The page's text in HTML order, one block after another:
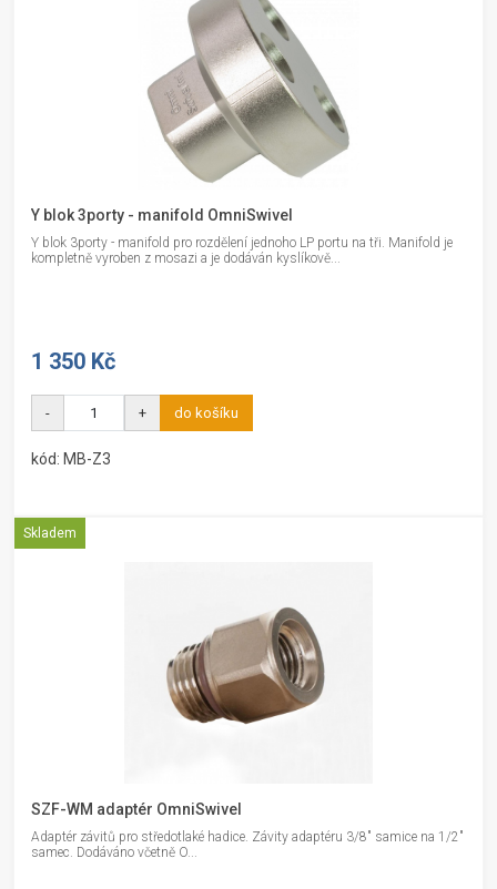
Y blok 3porty - manifold OmniSwivel
Y blok 3porty - manifold pro rozdělení jednoho LP portu na tři. Manifold je
kompletně vyroben z mosazi a je dodáván kyslíkově...
1 350 Kč
- + do košíku
kód: MB-Z3
Skladem
SZF-WM adaptér OmniSwivel
Adaptér závitů pro středotlaké hadice. Závity adaptéru 3/8" samice na 1/2"
samec. Dodáváno včetně O...